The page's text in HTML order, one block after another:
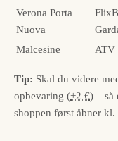
Verona Porta
Nuova
Malcesine
ATV
Tip: Skal du videre
opbevaring (+2 €) – så
shoppen først åbner kl.